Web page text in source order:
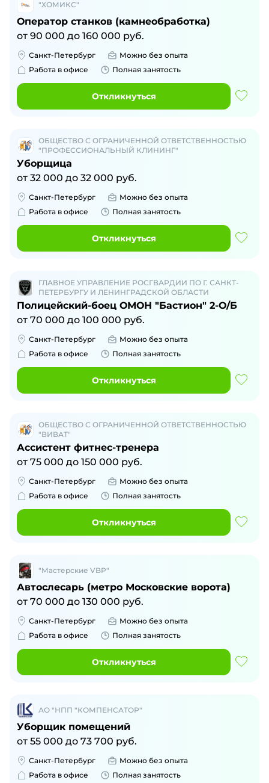
"ХОМИКС"
Оператор станков (камнеобработка)
от 90 000 до 160 000 руб.
Санкт-Петербург
Можно без опыта
Работа в офисе
Полная занятость
Откликнуться
ОБЩЕСТВО С ОГРАНИЧЕННОЙ ОТВЕТСТВЕННОСТЬЮ
"ПРОФЕССИОНАЛЬНЫЙ КЛИНИНГ"
Уборщица
от 32 000 до 32 000 руб.
Санкт-Петербург
Можно без опыта
Работа в офисе
Полная занятость
Откликнуться
ГЛАВНОЕ УПРАВЛЕНИЕ РОСГВАРДИИ ПО Г. САНКТ-
ПЕТЕРБУРГУ И ЛЕНИНГРАДСКОЙ ОБЛАСТИ
Полицейский-боец ОМОН "Бастион" 2-О/Б
от 70 000 до 100 000 руб.
Санкт-Петербург
Можно без опыта
Работа в офисе
Полная занятость
Откликнуться
ОБЩЕСТВО С ОГРАНИЧЕННОЙ ОТВЕТСТВЕННОСТЬЮ
"ВИВАТ"
Ассистент фитнес-тренера
от 75 000 до 150 000 руб.
Санкт-Петербург
Можно без опыта
Работа в офисе
Полная занятость
Откликнуться
"Мастерские VBP"
Автослесарь (метро Московские ворота)
от 70 000 до 130 000 руб.
Санкт-Петербург
Можно без опыта
Работа в офисе
Полная занятость
Откликнуться
АО "НПП "КОМПЕНСАТОР"
Уборщик помещений
от 55 000 до 73 700 руб.
Санкт-Петербург
Можно без опыта
Работа в офисе
Полная занятость